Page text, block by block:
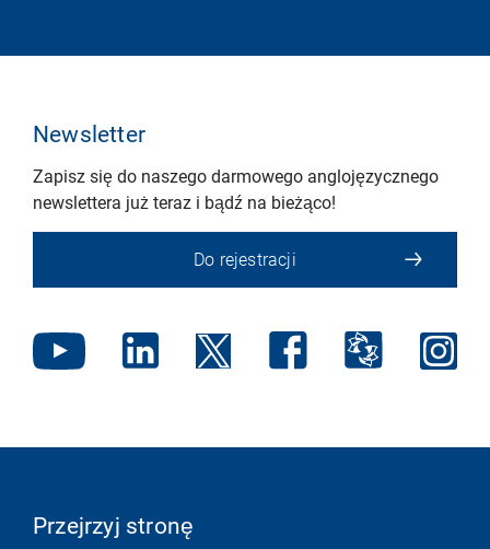
Newsletter
Zapisz się do naszego darmowego anglojęzycznego
newslettera już teraz i bądź na bieżąco!
Do rejestracji
Przejrzyj stronę